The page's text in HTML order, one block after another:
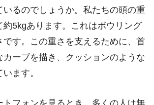
いるのでしょうか。私たちの頭の重
約5kgあります。これはボウリング
です。この重さを支えるために、首
カーブを描き、クッションのような
ます。